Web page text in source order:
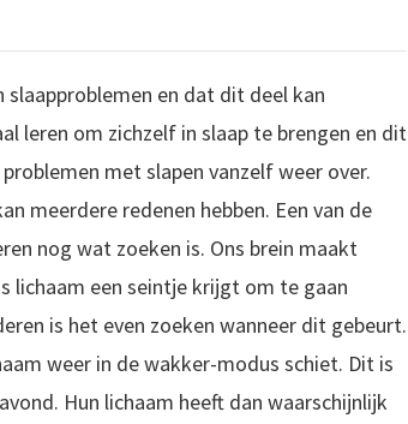
en dat dit deel kan
leren om zichzelf in slaap te brengen en dit
met slapen vanzelf weer over.
meerdere redenen hebben. Een van de
nog wat zoeken is. Ons brein maakt
lichaam een seintje krijgt om te gaan
is het even zoeken wanneer dit gebeurt.
weer in de wakker-modus schiet. Dit is
Hun lichaam heeft dan waarschijnlijk